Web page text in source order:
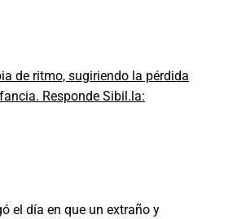
de ritmo, sugiriendo la pérdida
Responde Sibil.la:
el día en que un extraño y